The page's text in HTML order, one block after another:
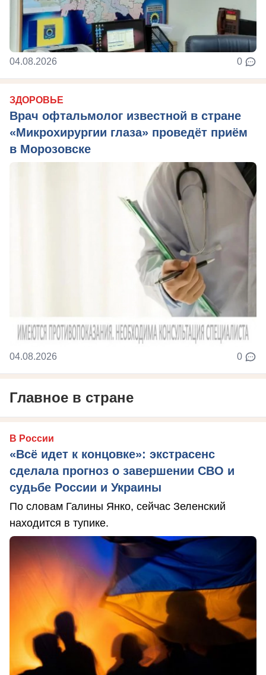
04.08.2026 0
ЗДОРОВЬЕ
Врач офтальмолог известной в стране
«Микрохирургии глаза» проведёт приём
в Морозовске
04.08.2026 0
Главное в стране
В России
«Всё идет к концовке»: экстрасенс
сделала прогноз о завершении СВО и
судьбе России и Украины
По словам Галины Янко, сейчас Зеленский
находится в тупике.